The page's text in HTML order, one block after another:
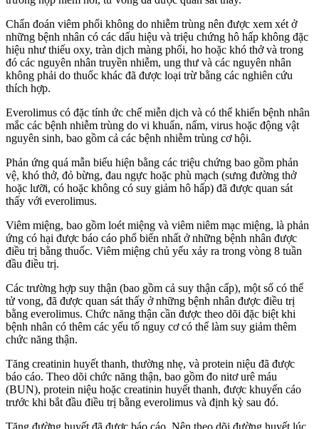
Chẩn đoán viêm phổi không do nhiễm trùng nên được xem xét ở
những bệnh nhân có các dấu hiệu và triệu chứng hô hấp không đặc
hiệu như thiếu oxy, tràn dịch màng phổi, ho hoặc khó thở và trong
đó các nguyên nhân truyền nhiễm, ung thư và các nguyên nhân
không phải do thuốc khác đã được loại trừ bằng các nghiên cứu
thích hợp.
Everolimus có đặc tính ức chế miễn dịch và có thể khiến bệnh nhân
mắc các bệnh nhiễm trùng do vi khuẩn, nấm, virus hoặc động vật
nguyên sinh, bao gồm cả các bệnh nhiễm trùng cơ hội.
Phản ứng quá mẫn biểu hiện bằng các triệu chứng bao gồm phản
vệ, khó thở, đỏ bừng, đau ngực hoặc phù mạch (sưng đường thở
hoặc lưỡi, có hoặc không có suy giảm hô hấp) đã được quan sát
thấy với everolimus.
Viêm miệng, bao gồm loét miệng và viêm niêm mạc miệng, là phản
ứng có hại được báo cáo phổ biến nhất ở những bệnh nhân được
điều trị bằng thuốc. Viêm miệng chủ yếu xảy ra trong vòng 8 tuần
đầu điều trị.
Các trường hợp suy thận (bao gồm cả suy thận cấp), một số có thể
tử vong, đã được quan sát thấy ở những bệnh nhân được điều trị
bằng everolimus. Chức năng thận cần được theo dõi đặc biệt khi
bệnh nhân có thêm các yếu tố nguy cơ có thể làm suy giảm thêm
chức năng thận.
Tăng creatinin huyết thanh, thường nhẹ, và protein niệu đã được
báo cáo. Theo dõi chức năng thận, bao gồm đo nitơ urê máu
(BUN), protein niệu hoặc creatinin huyết thanh, được khuyến cáo
trước khi bắt đầu điều trị bằng everolimus và định kỳ sau đó.